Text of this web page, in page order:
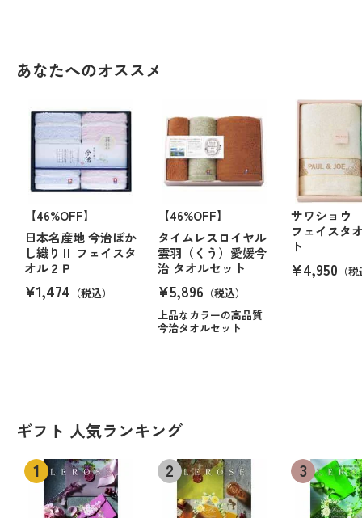
あなたへのオススメ
【46%OFF】
日本名産地 今治ぼか
し織りⅡ フェイスタ
オル２Ｐ
¥1,474 （税込）
【46%OFF】
タイムレスロイヤル
雲羽（くう）愛媛今
治 タオルセット
¥5,896 （税込）
上品なカラーの高品質
今治タオルセット
サワショウ
フェイスタ
ト
¥4,950 （
ギフト 人気ランキング